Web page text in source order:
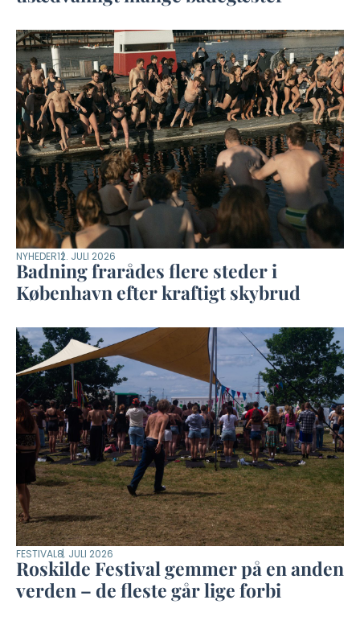
NYHEDER12. JULI 2026
Badning frarådes flere steder i
København efter kraftigt skybrud
FESTIVAL8. JULI 2026
Roskilde Festival gemmer på en anden
verden – de fleste går lige forbi